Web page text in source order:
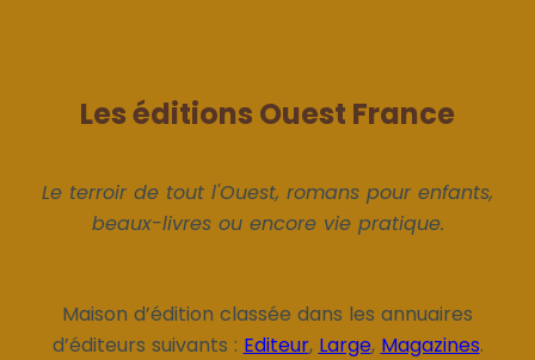
Les éditions Ouest France
Le terroir de tout l'Ouest, romans pour enfants,
beaux-livres ou encore vie pratique.
Maison d’édition classée dans les annuaires
d’éditeurs suivants : Editeur, Large, Magazines.